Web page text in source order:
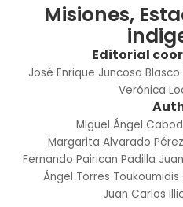
Misiones,
Editorial
José Enrique Juncosa Blasco
Verónica
MIguel Ángel
Margarita Alvarado Pérez
Fernando Pairican Padilla
Ángel Torres Toukoumidis
Juan Carlos